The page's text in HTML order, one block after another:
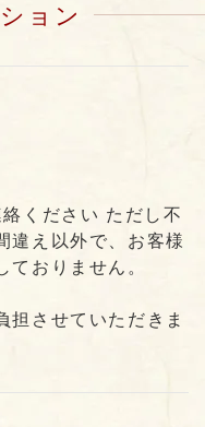
ョン
ください ただし不
違え以外で、お客様
ておりません。
担させていただきま